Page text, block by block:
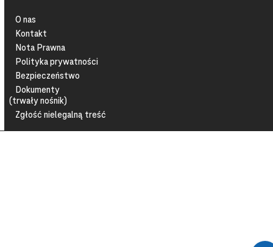
O nas
Kontakt
Nota Prawna
Polityka prywatności
Bezpieczeństwo
Dokumenty
(trwały nośnik)
Zgłość nielegalną treść